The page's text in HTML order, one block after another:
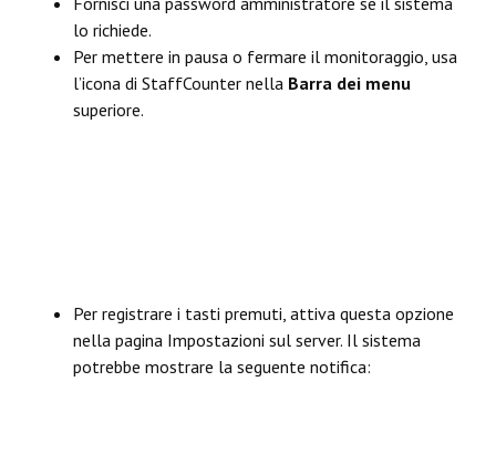
lo richiede.
Per mettere in pausa o fermare il monitoraggio, usa
l’icona di StaffCounter nella Barra dei menu
superiore.
Per registrare i tasti premuti, attiva questa opzione
nella pagina Impostazioni sul server. Il sistema
potrebbe mostrare la seguente notifica: